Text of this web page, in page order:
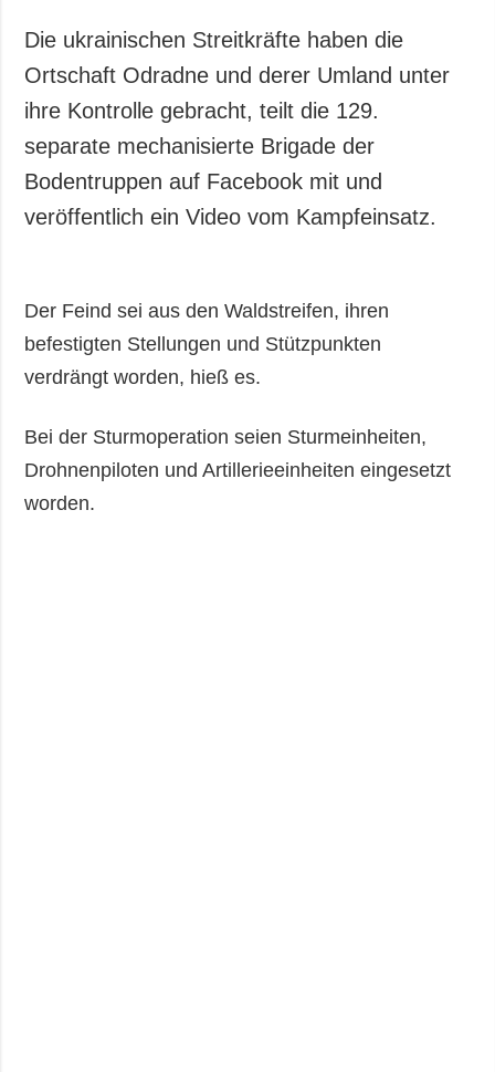
Die ukrainischen Streitkräfte haben die
Ortschaft Odradne und derer Umland unter
ihre Kontrolle gebracht, teilt die 129.
separate mechanisierte Brigade der
Bodentruppen auf Facebook mit und
veröffentlich ein Video vom Kampfeinsatz.
Der Feind sei aus den Waldstreifen, ihren
befestigten Stellungen und Stützpunkten
verdrängt worden, hieß es.
Bei der Sturmoperation seien Sturmeinheiten,
Drohnenpiloten und Artillerieeinheiten eingesetzt
worden.